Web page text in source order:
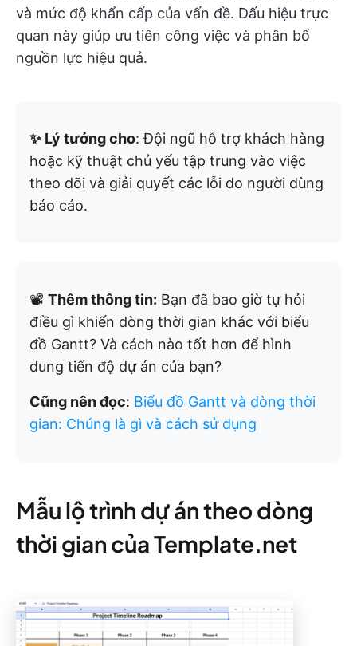
và mức độ khẩn cấp của vấn đề. Dấu hiệu trực
quan này giúp ưu tiên công việc và phân bổ
nguồn lực hiệu quả.
✨ Lý tưởng cho: Đội ngũ hỗ trợ khách hàng
hoặc kỹ thuật chủ yếu tập trung vào việc
theo dõi và giải quyết các lỗi do người dùng
báo cáo.
📽️ Thêm thông tin: Bạn đã bao giờ tự hỏi
điều gì khiến dòng thời gian khác với biểu
đồ Gantt? Và cách nào tốt hơn để hình
dung tiến độ dự án của bạn?
Cũng nên đọc: Biểu đồ Gantt và dòng thời
gian: Chúng là gì và cách sử dụng
Mẫu lộ trình dự án theo dòng
thời gian của Template.net